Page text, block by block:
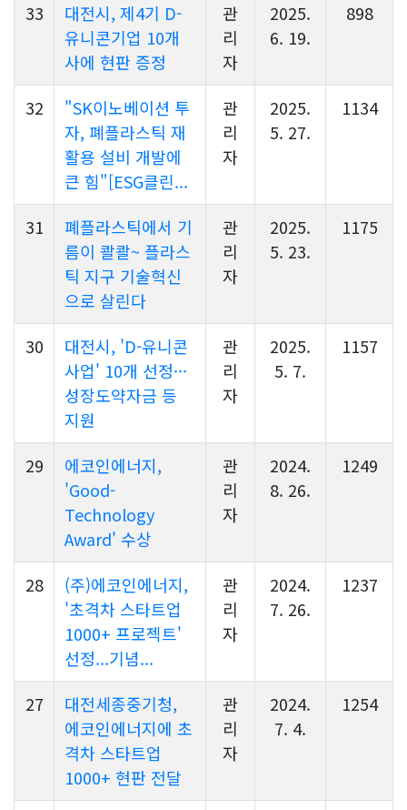
33
대전시, 제4기 D-
유니콘기업 10개
사에 현판 증정
관
리
자
2025.
6. 19.
898
32
"SK이노베이션 투
자, 폐플라스틱 재
활용 설비 개발에
큰 힘"[ESG클린...
관
리
자
2025.
5. 27.
1134
31
폐플라스틱에서 기
름이 콸콸~ 플라스
틱 지구 기술혁신
으로 살린다
관
리
자
2025.
5. 23.
1175
30
대전시, 'D-유니콘
사업' 10개 선정···
성장도약자금 등
지원
관
리
자
2025.
5. 7.
1157
29
에코인에너지,
'Good-
Technology
Award' 수상
관
리
자
2024.
8. 26.
1249
28
(주)에코인에너지,
'초격차 스타트업
1000+ 프로젝트'
선정...기념...
관
리
자
2024.
7. 26.
1237
27
대전세종중기청,
에코인에너지에 초
격차 스타트업
1000+ 현판 전달
관
리
자
2024.
7. 4.
1254